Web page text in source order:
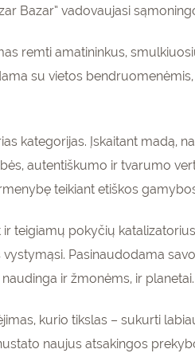
Bazar” vadovaujasi
remti amatininkus,
su vietos
kategorijas. Įskaitant
autentiškumo ir tvarumo
teikiant etiškos
ir teigiamų pokyčių
Pasinaudodama
ir žmonėms, ir planetai.
kurio tikslas – sukurti
naujus atsakingos